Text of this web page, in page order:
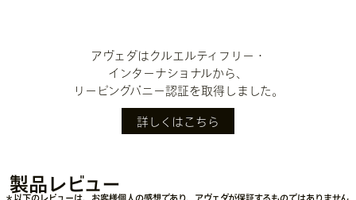
アヴェダはクルエルティフリー・
インターナショナルから、
リーピングバニー認証を取得しました。
詳しくはこちら
製品レビュー